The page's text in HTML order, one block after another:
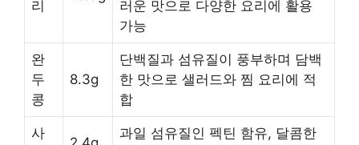
리
러운 맛으로 다양한 요리에 활용
가능
완
두
콩
8.3g
단백질과 섬유질이 풍부하며 담백
한 맛으로 샐러드와 찜 요리에 적
합
사
과일 섬유질인 펙틴 함유, 달콤한